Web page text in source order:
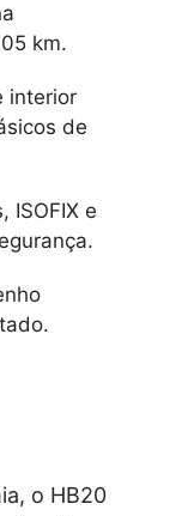
km.
interior
de
ISOFIX e
o HB20